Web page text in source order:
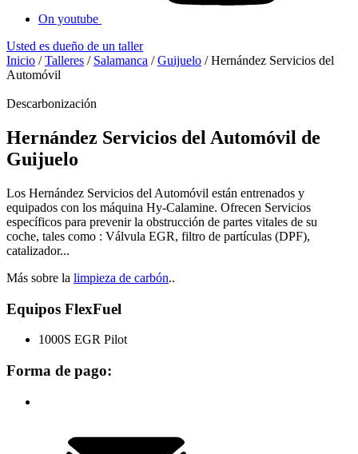
On youtube
Usted es dueño de un taller
Inicio /Talleres / Salamanca /Guijuelo /Hernández Servicios del
Automóvil
Descarbonización
Hernández Servicios del Automóvil de
Guijuelo
Los Hernández Servicios del Automóvil están entrenados y
equipados con los máquina Hy-Calamine. Ofrecen Servicios
específicos para prevenir la obstrucción de partes vitales de su
coche, tales como : Válvula EGR, filtro de partículas (DPF),
catalizador...
Más sobre la limpieza de carbón..
Equipos FlexFuel
1000S EGR Pilot
Forma de pago: